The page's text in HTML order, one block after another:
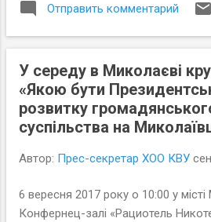
селищі Лазурному Херсонської
для кочубеївців, під час якого їм
її подолання. Тренером програми
керівник Причорноморського
соціальних досліджень
Петренко (ГО "Білозерський центр
Отправить комментарий
У середу в Миколаєві
«Якою бути
розвитку
суспільства на
Автор: Прес-секретар ХОО КВУ
6 вересня 2017 року о 10:00 у місті
Конфернец-залі «Рациотель